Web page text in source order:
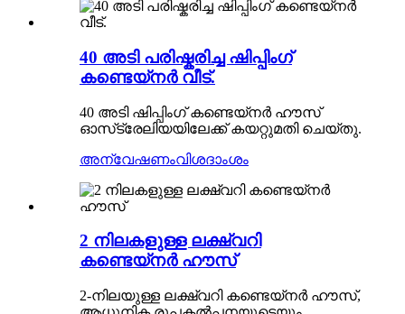
40 അടി പരിഷ്കരിച്ച ഷിപ്പിംഗ്
കണ്ടെയ്നർ വീട്.
40 അടി ഷിപ്പിംഗ് കണ്ടെയ്‌നർ ഹൗസ്
ഓസ്‌ട്രേലിയയിലേക്ക് കയറ്റുമതി ചെയ്തു.
അന്വേഷണംവിശദാംശം
2 നിലകളുള്ള ലക്ഷ്വറി
കണ്ടെയ്‌നർ ഹൗസ്
2-നിലയുള്ള ലക്ഷ്വറി കണ്ടെയ്‌നർ ഹൗസ്,